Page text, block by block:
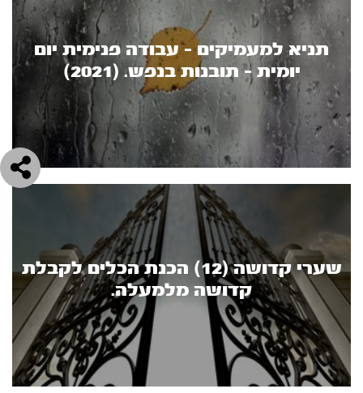
תניא למעמיקים - עבודה פנימית יום
יומית - תובנות בנפש. (2021)
שערי קדושה (12) הכנת הכלים לקבלת
קדושה מלמעלה.